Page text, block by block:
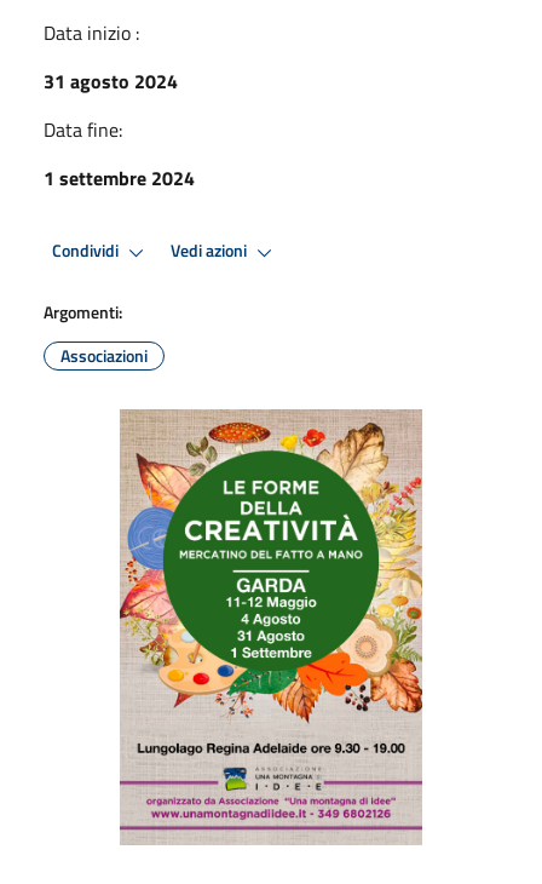
Data inizio :
31 agosto 2024
Data fine:
1 settembre 2024
Condividi Vedi azioni
Argomenti:
Associazioni